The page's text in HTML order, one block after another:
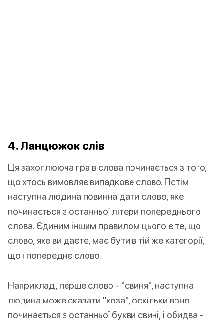
4. Ланцюжок слів
Ця захоплююча гра в слова починається з того,
що хтось вимовляє випадкове слово. Потім
наступна людина повинна дати слово, яке
починається з останньої літери попереднього
слова. Єдиним іншим правилом цього є те, що
слово, яке ви даєте, має бути в тій же категорії,
що і попереднє слово.
Наприклад, перше слово - "свиня", наступна
людина може сказати "коза", оскільки воно
починається з останньої букви свині, і обидва -